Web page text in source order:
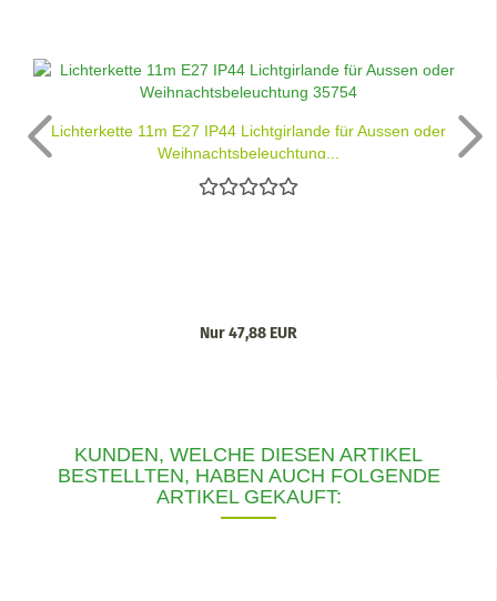
Lichterkette 11m E27 IP44 Lichtgirlande für Aussen oder
Weihnachtsbeleuchtung...
Nur 47,88 EUR
KUNDEN, WELCHE DIESEN ARTIKEL
BESTELLTEN, HABEN AUCH FOLGENDE
ARTIKEL GEKAUFT: